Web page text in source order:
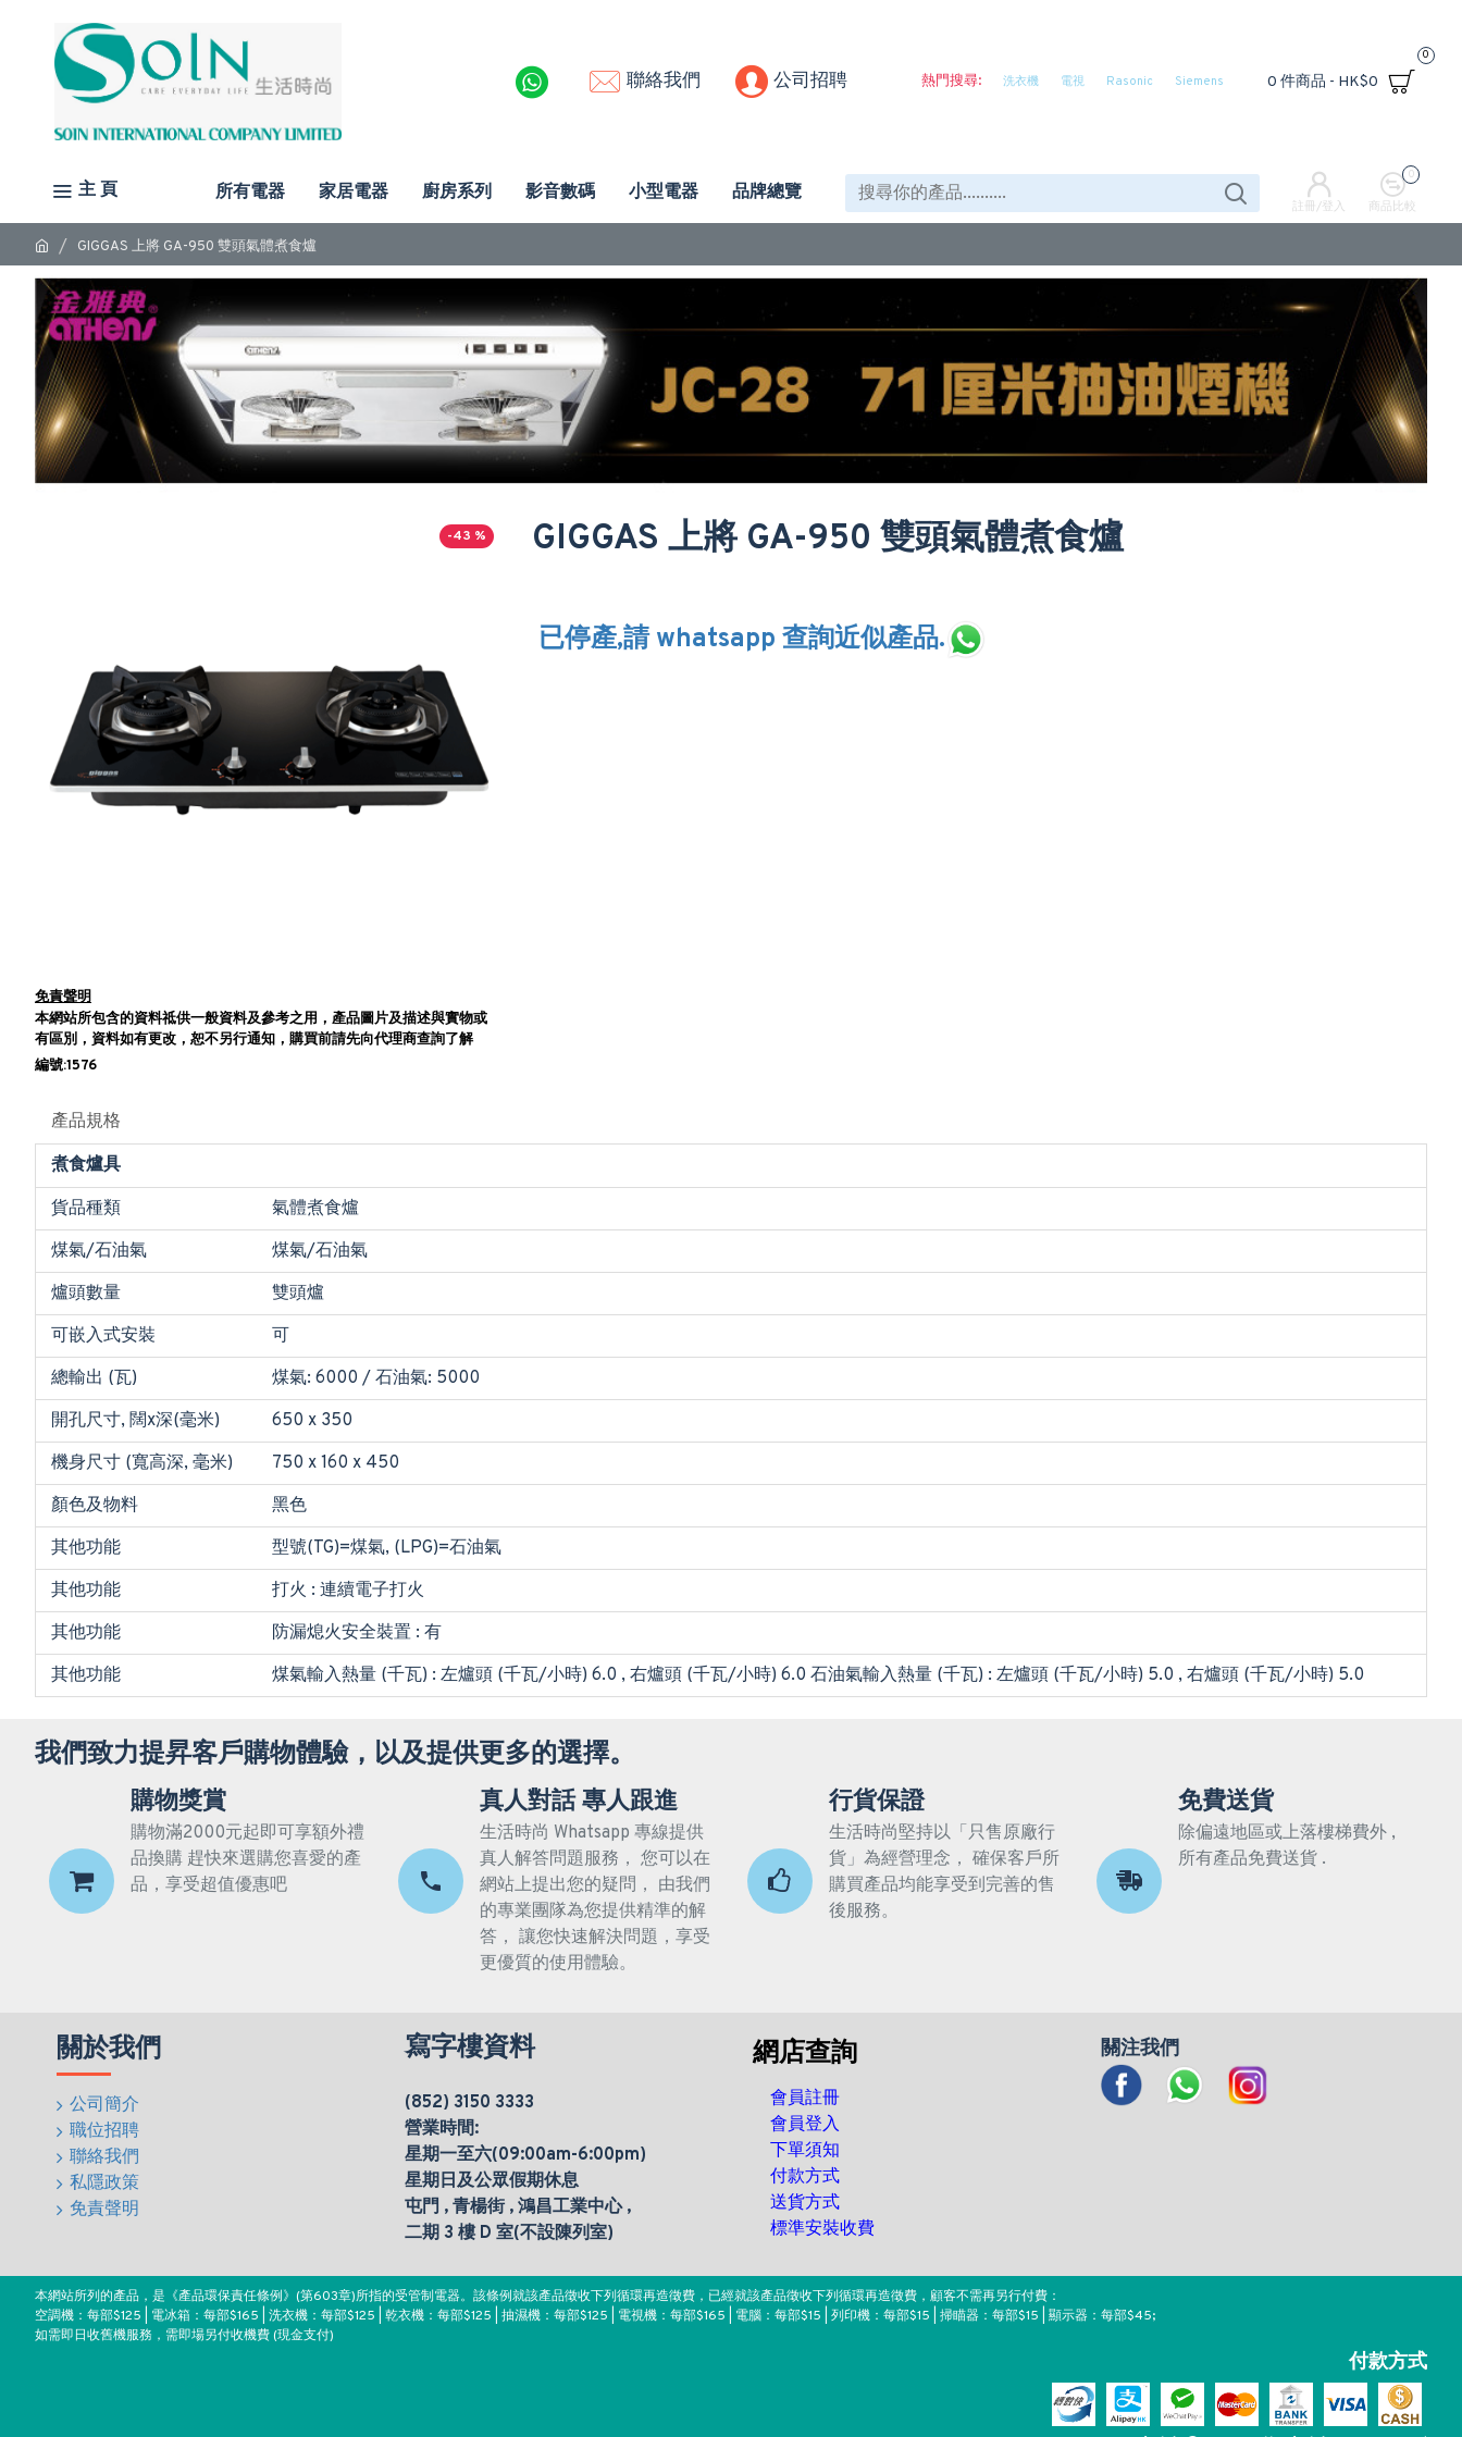
聯絡我們 公司招聘 熱門搜尋: 洗衣機 電視 Rasonic Siemens 0 件商品 - HK$0
0
主 頁 所有電器 家居電器 廚房系列 影音數碼 小型電器 品牌總覽
註冊/登入 商品比較
0
GIGGAS 上將 GA-950 雙頭氣體煮食爐
-43 %
免責聲明
本網站所包含的資料祗供一般資料及參考之用，產品圖片及描述與實物或
有區別，資料如有更改，恕不另行通知，購買前請先向代理商查詢了解
編號:1576
GIGGAS 上將 GA-950 雙頭氣體煮食爐
已停產,請 whatsapp 查詢近似產品.
產品規格
煮食爐具
貨品種類
氣體煮食爐
煤氣/石油氣
煤氣/石油氣
爐頭數量
雙頭爐
可嵌入式安裝
可
總輸出 (瓦)
煤氣: 6000 / 石油氣: 5000
開孔尺寸, 闊x深(毫米)
650 x 350
機身尺寸 (寬高深, 毫米)
750 x 160 x 450
顏色及物料
黑色
其他功能
型號(TG)=煤氣, (LPG)=石油氣
其他功能
打火 : 連續電子打火
其他功能
防漏熄火安全裝置 : 有
其他功能
煤氣輸入熱量 (千瓦) : 左爐頭 (千瓦/小時) 6.0 , 右爐頭 (千瓦/小時) 6.0 石油氣輸入熱量 (千瓦) : 左爐頭 (千瓦/小時) 5.0 , 右爐頭 (千瓦/小時) 5.0
我們致力提昇客戶購物體驗，以及提供更多的選擇。
購物獎賞
購物滿2000元起即可享額外禮
品換購 趕快來選購您喜愛的產
品，享受超值優惠吧
真人對話 專人跟進
生活時尚 Whatsapp 專線提供
真人解答問題服務， 您可以在
網站上提出您的疑問， 由我們
的專業團隊為您提供精準的解
答， 讓您快速解決問題，享受
更優質的使用體驗。
行貨保證
生活時尚堅持以「只售原廠行
貨」為經營理念， 確保客戶所
購買產品均能享受到完善的售
後服務。
免費送貨
除偏遠地區或上落樓梯費外 ,
所有產品免費送貨 .
關於我們
公司簡介
職位招聘
聯絡我們
私隱政策
免責聲明
寫字樓資料
(852) 3150 3333
營業時間:
星期一至六(09:00am-6:00pm)
星期日及公眾假期休息
屯門 , 青楊街 , 鴻昌工業中心 ,
二期 3 樓 D 室(不設陳列室)
網店查詢
會員註冊
會員登入
下單須知
付款方式
送貨方式
標準安裝收費
關注我們
本網站所列的產品，是《產品環保責任條例》(第603章)所指的受管制電器。該條例就該產品徵收下列循環再造徵費，已經就該產品徵收下列循環再造徵費，顧客不需再另行付費：
空調機：每部$125 | 電冰箱：每部$165 | 洗衣機：每部$125 | 乾衣機：每部$125 | 抽濕機：每部$125 | 電視機：每部$165 | 電腦：每部$15 | 列印機：每部$15 | 掃瞄器：每部$15 | 顯示器：每部$45;
如需即日收舊機服務，需即場另付收機費 (現金支付)
付款方式